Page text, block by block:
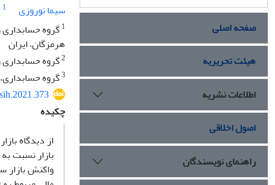
سیما نوروزی
1
1گروه حسابداری
هرمزگان، ایران
2گروه حسابداری
3گروه
چکیده
از دیدگاه
بازار نسبت
واکنش بازار
صفحه اصلی
هیئت تحریریه
اطلاعات نشریه
اصول اخلاقی
راهنمای نویسندگان